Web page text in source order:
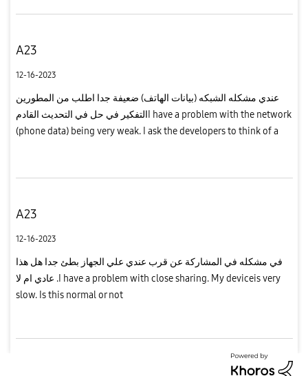
A23
12-16-2023
عندي مشكله الشبكه (بيانات الهاتف) ضعيفة جدا اطلب من المطورين
التفكير في حل في التحديث القادمI have a problem with the network
(phone data) being very weak. I ask the developers to think of a
A23
12-16-2023
في مشكله في المشاركة عن قرب عندي علي الجهاز بطئ جدا هل هذا
عادي ام لا .I have a problem with close sharing. My deviceis very
slow. Is this normal or not